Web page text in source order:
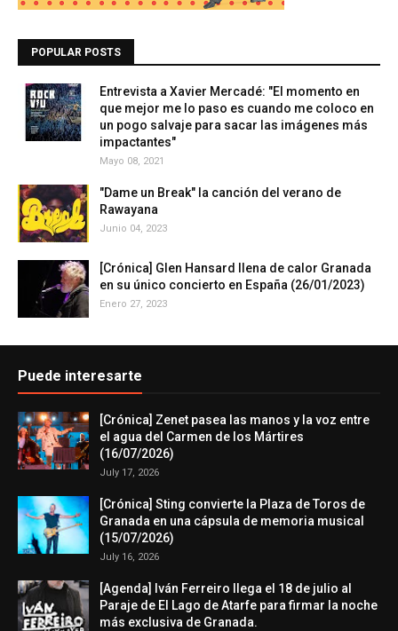
POPULAR POSTS
Entrevista a Xavier Mercadé: "El momento en
que mejor me lo paso es cuando me coloco en
un pogo salvaje para sacar las imágenes más
impactantes"
Mayo 08, 2021
"Dame un Break" la canción del verano de
Rawayana
Junio 04, 2023
[Crónica] Glen Hansard llena de calor Granada
en su único concierto en España (26/01/2023)
Enero 27, 2023
Puede interesarte
[Crónica] Zenet pasea las manos y la voz entre
el agua del Carmen de los Mártires
(16/07/2026)
July 17, 2026
[Crónica] Sting convierte la Plaza de Toros de
Granada en una cápsula de memoria musical
(15/07/2026)
July 16, 2026
[Agenda] Iván Ferreiro llega el 18 de julio al
Paraje de El Lago de Atarfe para firmar la noche
más exclusiva de Granada.